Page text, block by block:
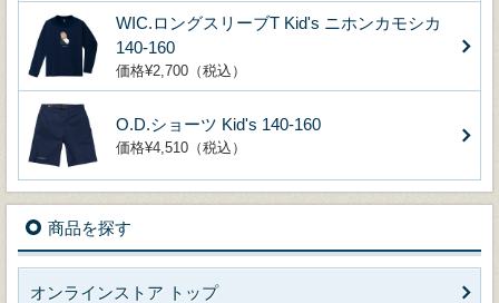
WIC.ロングスリーブT Kid's ニホンカモシカ
140-160
価格¥2,700（税込）
O.D.ショーツ Kid's 140-160
価格¥4,510（税込）
商品を探す
オンラインストア トップ